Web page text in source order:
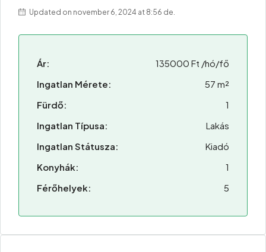
Updated on november 6, 2024 at 8:56 de.
Ár:
135000 Ft /hó/fő
Ingatlan Mérete:
57 m²
Fürdő:
1
Ingatlan Típusa:
Lakás
Ingatlan Státusza:
Kiadó
Konyhák:
1
Férőhelyek:
5